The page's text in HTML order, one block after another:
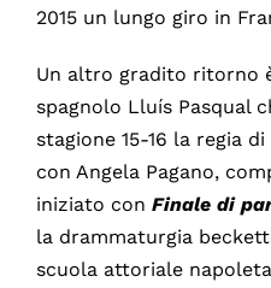
2015 un lungo giro in
Un altro gradito ritorno
spagnolo Lluís Pasqual
stagione 15-16 la regia di
con Angela Pagano,
iniziato con Finale di
la drammaturgia
scuola attoriale